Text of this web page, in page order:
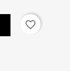
favorite_border